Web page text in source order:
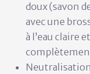
doux (savon
avec une
à l’eau claire